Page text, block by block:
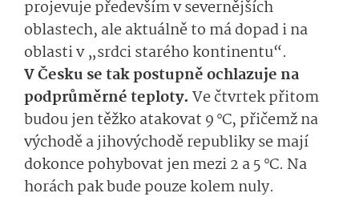
projevuje především v severnějších
oblastech, ale aktuálně to má dopad i na
oblasti v „srdci starého kontinentu“.
V Česku se tak postupně ochlazuje na
podprůměrné teploty. Ve čtvrtek přitom
budou jen těžko atakovat 9 °C, přičemž na
východě a jihovýchodě republiky se mají
dokonce pohybovat jen mezi 2 a 5 °C. Na
horách pak bude pouze kolem nuly.